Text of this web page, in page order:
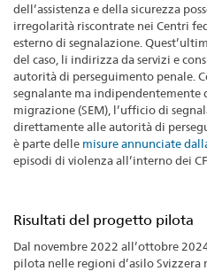
dell’assistenza e della sicurezza
irregolarità riscontrate nei Centri
esterno di segnalazione.
del caso, li indirizza da servizi e
autorità di perseguimento penale.
segnalante ma indipendentemente
migrazione (SEM), l’ufficio di
direttamente alle autorità di
è parte delle misure annunciate
episodi di violenza all’interno dei
Risultati del progetto pilota
Dal novembre 2022 all’ottobre
pilota nelle regioni d’asilo Svizzera